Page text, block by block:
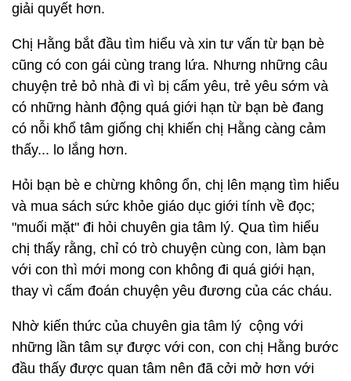
giải quyết hơn.
Chị Hằng bắt đầu tìm hiểu và xin tư vấn từ bạn bè
cũng có con gái cùng trang lứa. Nhưng những câu
chuyện trẻ bỏ nhà đi vì bị cấm yêu, trẻ yêu sớm và
có những hành động quá giới hạn từ bạn bè đang
có nỗi khổ tâm giống chị khiến chị Hằng càng cảm
thấy... lo lắng hơn.
Hỏi bạn bè e chừng không ổn, chị lên mạng tìm hiểu
và mua sách sức khỏe giáo dục giới tính về đọc;
"muối mặt" đi hỏi chuyên gia tâm lý. Qua tìm hiểu
chị thấy rằng, chỉ có trò chuyện cùng con, làm bạn
với con thì mới mong con không đi quá giới hạn,
thay vì cấm đoán chuyện yêu đương của các cháu.
Nhờ kiến thức của chuyên gia tâm lý cộng với
những lần tâm sự được với con, con chị Hằng bước
đầu thấy được quan tâm nên đã cởi mở hơn với